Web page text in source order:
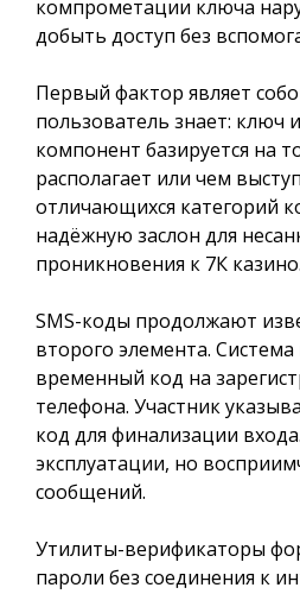
компрометации ключа
добыть доступ без
Первый фактор являет
пользователь знает: ключ
компонент базируется на
располагает или чем
отличающихся категорий
надёжную заслон для
проникновения к 7К казино.
SMS-коды продолжают
второго элемента.
временный код на
телефона. Участник
код для финализации
эксплуатации, но
сообщений.
Утилиты-верификаторы
пароли без соединения к